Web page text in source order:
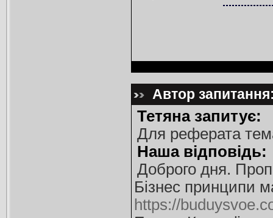
Автор
Тетяна запитує:
Для реферата
Наша відповідь:
Доброго дня.
Бізнес принципи
https://